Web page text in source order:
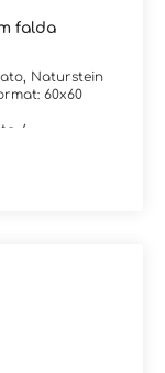
falda
Naturstein
60x60
/